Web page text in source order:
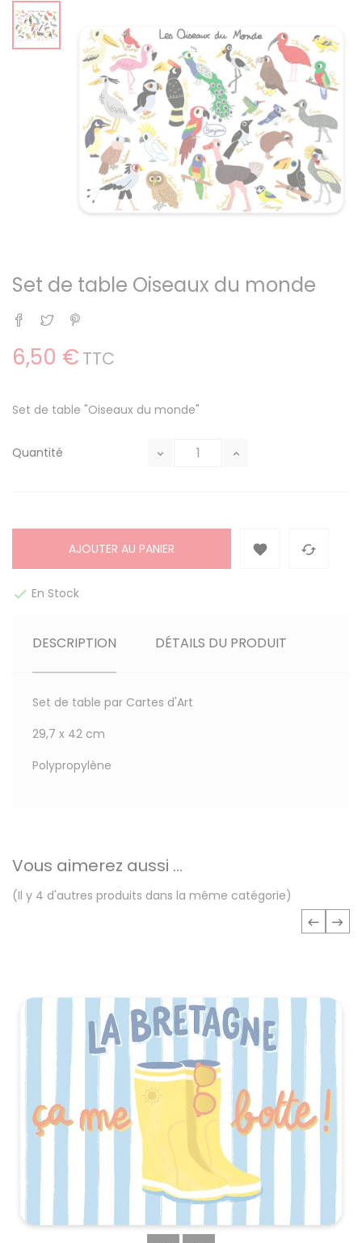
Set de table Oiseaux du monde
Partager
Tweet
6,50 € TTC
Set de table "Oiseaux du monde"
Quantité
AJOUTER AU PANIER  
 En Stock
DESCRIPTION DÉTAILS DU PRODUIT
Set de table par Cartes d'Art
29,7 x 42 cm
Polypropylène
Vous aimerez aussi ...
(Il y 4 d'autres produits dans la même catégorie)